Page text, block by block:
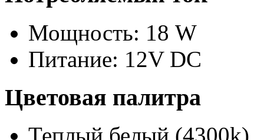
Мощность: 18 W
Питание: 12V DC
Цветовая палитра